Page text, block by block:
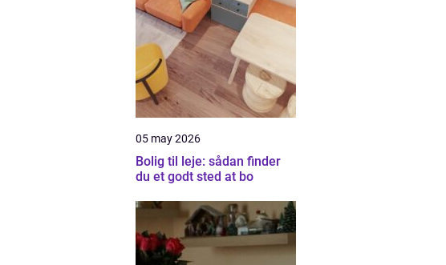
05 may 2026
Bolig til leje: sådan finder
du et godt sted at bo